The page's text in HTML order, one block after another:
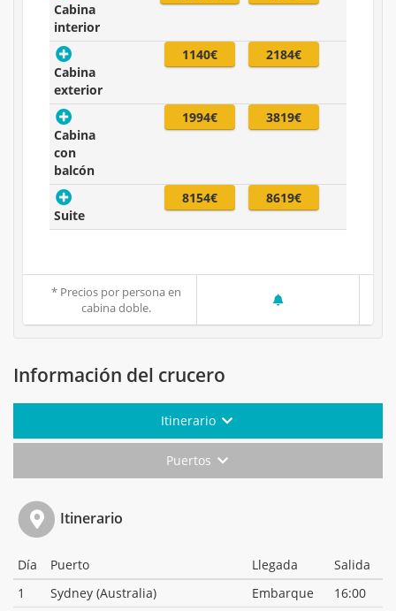
Cabina
interior
Cabina
exterior
1140€ 2184€
Cabina
con
balcón
1994€ 3819€
Suite
8154€ 8619€
* Precios por persona en
cabina doble.
Información del crucero
Itinerario
Puertos
Itinerario
Día Puerto Llegada
Salida
1
Sydney (Australia) Embarque 16:00